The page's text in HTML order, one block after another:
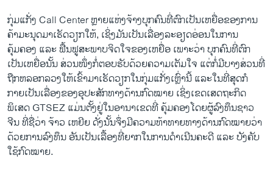
ກຸ່ມແກັ່ງ Call Center ຫຼາຍແຫ່ງຈ້າງບຸກຄົນທີ່ຕົກເປັນເຫຍື່ອຂອງການ
ຄ້າມະນຸດມາເຮັດວຽກໃຫ້, ເຊິ່ງມັນເປັນເລື່ອງລະອຽດອ່ອນໃນການ
ຄຸ້ມຄອງ ແລະ ຟື້ນຟູສະພາບຈິດໃຈຂອງເຫຍື່ອ ເພາະວ່າ ບຸກຄົນທີ່ຕົກ
ເປັນເຫຍື່ອນັ້ນ ສ່ວນໜຶ່ງກໍ່ຕອບຮັບດ້ວຍຄວາມເຕັມໃຈ ແຕ່ກໍ່ມີບາງສ່ວນທີ່
ຖືກຫລອກລວງໃຫ້ເຂົ້າມາເຮັດວຽກໃນກຸ່ມແກັ່ງເຫຼົ່ານີ້ ແລະໃນທີ່ສຸດກໍ
ກາຍເປັນເລື່ອງຂອງອຸປະສັກທາງດ້ານກົດໝາຍ ເຊິ່ງເຂດເສດຖະກິດ
ພິເສດ GTSEZ ແມ່ນຕັ້ງຢູ່ໃນອານາເຂດທີ່ ຄຸ້ມຄອງໂດຍຜູ້ລົງທຶນຊາວ
ຈີນ ທີ່ຊື່ວ່າ ຈ້າວ ເຫຍີຍ ດັ່ງນັ້ນຈຶ່ງມີຄວາມທ້າທາຍທາງດ້ານກົດໝາຍວ່າ
ດ້ວຍການລົງທຶນ ອັນເປັນເລື້ອງທີ່ຍາກໃນການດຳເນີນຄະດີ ແລະ ບັງຄັບ
ໃຊ້ກົດໝາຍ.